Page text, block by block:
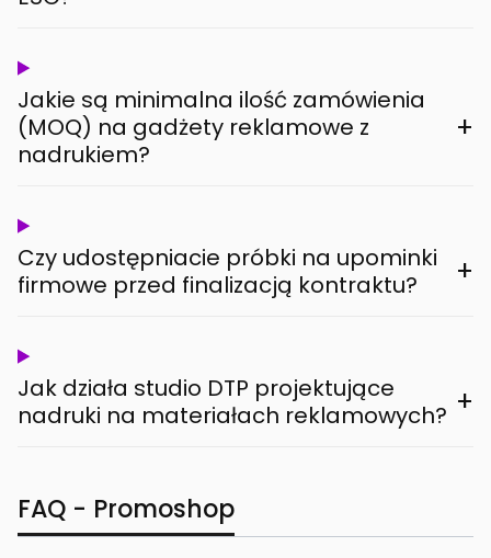
Jakie są minimalna ilość zamówienia
(MOQ) na gadżety reklamowe z
nadrukiem?
+
Czy udostępniacie próbki na upominki
firmowe przed finalizacją kontraktu?
+
Jak działa studio DTP projektujące
nadruki na materiałach reklamowych? +
FAQ - Promoshop